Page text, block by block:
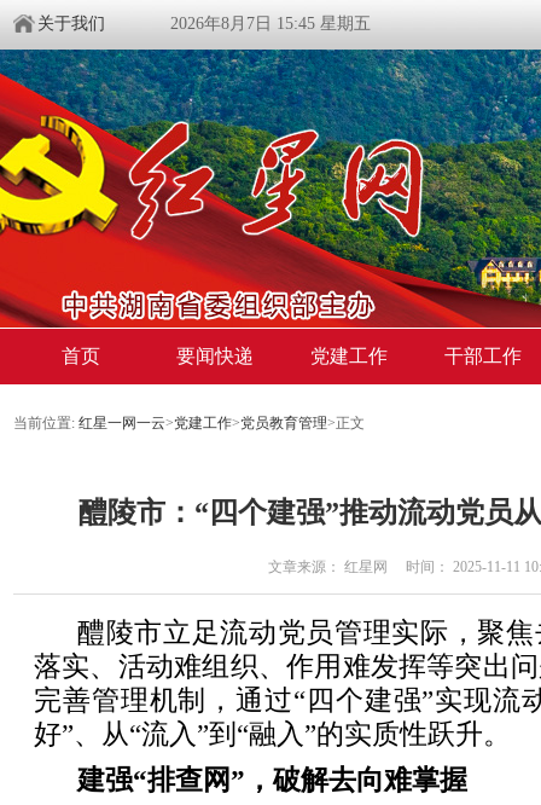
关于我们 2026年8月7日 15:45 星期五
首页 要闻快递 党建工作 干部工作
当前位置: 红星一网一云>党建工作>党员教育管理>正文
醴陵市：“四个建强”推动流动党员
文章来源： 红星网 时间： 2025-11-11
醴陵市立足流动党员管理实际，聚
落实、活动难组织、作用难发挥等突出
完善管理机制，通过“四个建强”实现流
好”、从“流入”到“融入”的实质性跃升。
建强“排查网”，破解去向难掌握